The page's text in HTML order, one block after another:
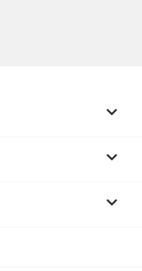


